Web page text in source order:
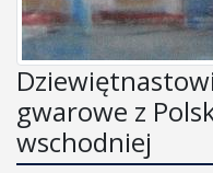
gwarowe z
wschodniej